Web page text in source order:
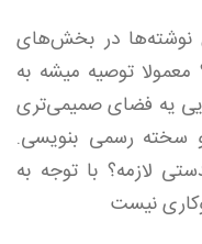
نوشته‌ها در بخش‌های
توصیه میشه به
یه فضای صمیمی‌تری
و سخته رسمی بنویسی.
لازمه؟ با توجه به
نیست